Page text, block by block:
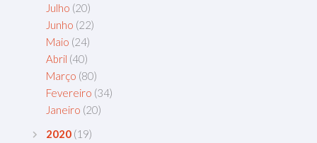
Julho (20)
Junho (22)
Maio (24)
Abril (40)
Março (80)
Fevereiro (34)
Janeiro (20)
2020 (19)